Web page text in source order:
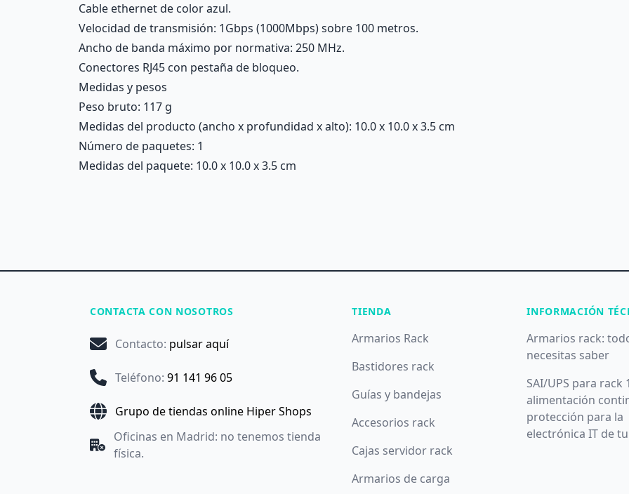
Cable ethernet de color azul.
Velocidad de transmisión: 1Gbps (1000Mbps) sobre 100 metros.
Ancho de banda máximo por normativa: 250 MHz.
Conectores RJ45 con pestaña de bloqueo.
Medidas y pesos
Peso bruto: 117 g
Medidas del producto (ancho x profundidad x alto): 10.0 x 10.0 x 3.5 cm
Número de paquetes: 1
Medidas del paquete: 10.0 x 10.0 x 3.5 cm
CONTACTA CON NOSOTROS
Contacto: pulsar aquí
Teléfono: 91 141 96 05
Grupo de tiendas online Hiper Shops
Oficinas en Madrid: no tenemos tienda
física.
TIENDA
Armarios Rack
Bastidores rack
Guías y bandejas
Accesorios rack
Cajas servidor rack
Armarios de carga
INFORMACIÓN
Armarios rack:
necesitas saber
SAI/UPS para rack
alimentación
protección para la
electrónica IT de